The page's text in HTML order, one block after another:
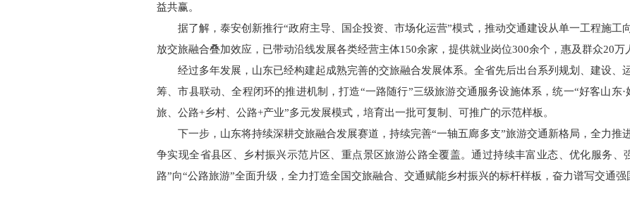
益共赢。
据了解，泰安创新推行“政府主导、国企投资、市场化运营”模式，推动交通建设从单一工程施工
放交旅融合叠加效应，已带动沿线发展各类经营主体150余家，提供就业岗位300余个，惠及群众20万
经过多年发展，山东已经构建起成熟完善的交旅融合发展体系。全省先后出台系列规划、建设、
筹、市县联动、全程闭环的推进机制，打造“一路随行”三级旅游交通服务设施体系，统一“好客山东
旅、公路+乡村、公路+产业”多元发展模式，培育出一批可复制、可推广的示范样板。
下一步，山东将持续深耕交旅融合发展赛道，持续完善“一轴五廊多支”旅游交通新格局，全力推
争实现全省县区、乡村振兴示范片区、重点景区旅游公路全覆盖。通过持续丰富业态、优化服务、
路”向“公路旅游”全面升级，全力打造全国交旅融合、交通赋能乡村振兴的标杆样板，奋力谱写交通强